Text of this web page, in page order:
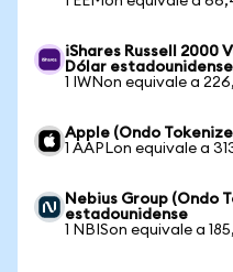
iShares Russell 2000
Dólar estadounidense
1 IWNon equivale a
Apple (Ondo
1 AAPLon equivale a
Nebius Group (Ondo
estadounidense
1 NBISon equivale a